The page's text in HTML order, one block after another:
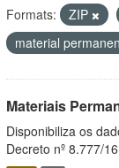
Formats: ZIP
material
Materiais
Disponibiliza os
Decreto nº 8.777/